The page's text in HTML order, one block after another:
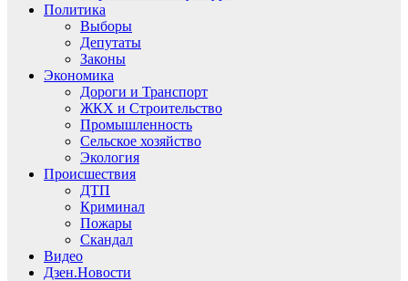
Политика
Выборы
Депутаты
Законы
Экономика
Дороги и Транспорт
ЖКХ и Строительство
Промышленность
Сельское хозяйство
Экология
Происшествия
ДТП
Криминал
Пожары
Скандал
Видео
Дзен.Новости